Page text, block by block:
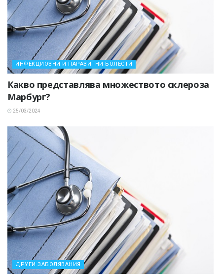
ИНФЕКЦИОЗНИ И ПАРАЗИТНИ БОЛЕСТИ
Какво представлява множеството склероза
Марбург?
25/03/2024
ДРУГИ ЗАБОЛЯВАНИЯ